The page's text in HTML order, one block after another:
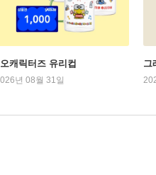
캐릭터즈 유리컵
년 08월 31일
그